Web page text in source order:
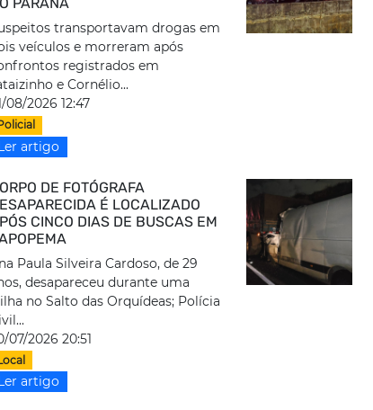
PARANÁ
transportavam drogas em
veículos e morreram após
registrados em
e Cornélio...
08/2026 12:47
artigo
DE FOTÓGRAFA
É LOCALIZADO
CINCO DIAS DE BUSCAS EM
Paula Silveira Cardoso, de 29
desapareceu durante uma
no Salto das Orquídeas; Polícia
07/2026 20:51
artigo